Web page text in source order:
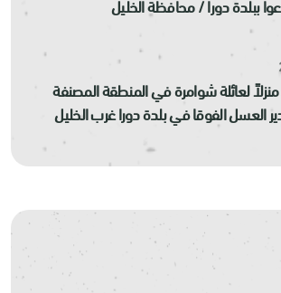
لعائلة شوامرة في المنطقة المصنفة
العسل الفوقا في بلدة دورا غرب الخليل